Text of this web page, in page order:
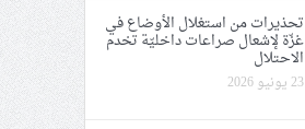
تحذيرات من استغلال الأوضاع في
غزّة لإشعال صراعات داخليّة تخدم
الاحتلال
23 يونيو 2026